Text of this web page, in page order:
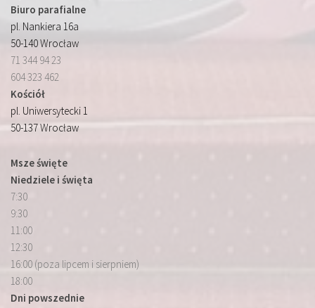
Biuro parafialne
pl. Nankiera 16a
50-140 Wrocław
71 344 94 23
604 323 462
Kościół
pl. Uniwersytecki 1
50-137 Wrocław
Msze święte
Niedziele i święta
7:30
9:30
11:00
12:30
16:00 (poza lipcem i sierpniem)
18:00
Dni powszednie